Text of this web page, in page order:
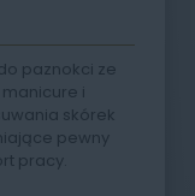
paznokci ze
i
skórek
pewny
pracy.